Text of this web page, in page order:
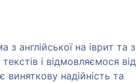
англійської на іврит та з
і відмовляємося від
надійність та